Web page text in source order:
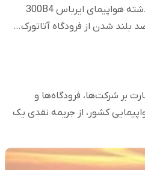
بلند شدن از فرودگاه آتاتورک…
بر شرکت‌ها، فرودگاه‌ها و
کشور، از جریمه نقدی یک